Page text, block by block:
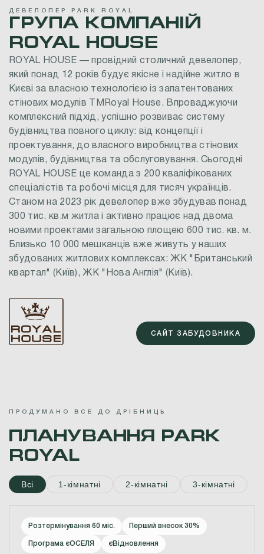
Д Е В Е Л О Е Р P A R K R O Y A L
ГРУПА КОМПАНІЙ
ROYAL HOUSE
ROYAL HOUSE —провідний столичний девелопер,
який понад 12 роківбудуєякісне інадійне житло в
Києві за власною технологієюіззапатентованих
стінових модулів ТМRoyal
House. Впроваджуючи
комплексний підхід,успішно розвиває систему
будівництва повногоциклу: від концепціїі
проектування,довласноговиробництвастінових
модулів, будівництва та обслуговування. Сьогодні
ROYAL HOUSE це командаз 200кваліфікованих
спеціалістів таробочімісцядля тисяч українців.
Станомна 2023 рікдевелопервже збудувавпонад
300 тис. кв.м житлаіактивно працює наддвома
новимипроектамизагальною площею 600 тис. кв.м.
Близько 10 000 мешканціввжеживуть унаших
збудованих житловихкомплексах:ЖК "Британський
квартал" (Київ),ЖК "НоваАнглія" (Київ).
САЙТ ЗАБУДОВНИКА
ПРОДУМАНО ВСЕ ДО ДРІБНИЦЬ
ПЛАНУВАННЯ PARK
ROYAL
Всі 1-кімнатні 2-кімнатні 3-кімнатні
Розтермінування 60 міс. Перший внесок 30%
Програма єОСЕЛЯ єВідновлення